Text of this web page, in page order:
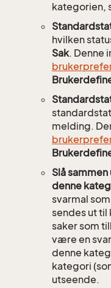
kategorien,
hvilken
Sak. Denne
melding.
Slå
denne
svarmal
sendes ut til
saker som
være en
denne
kategori
utseende.